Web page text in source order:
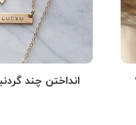
انداختن چند